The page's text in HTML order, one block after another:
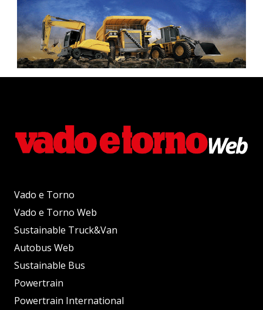
Vado e Torno
Vado e Torno Web
Sustainable Truck&Van
Autobus Web
Sustainable Bus
Powertrain
Powertrain International